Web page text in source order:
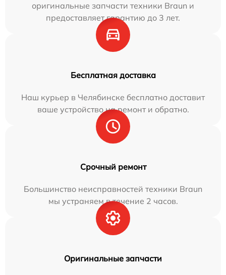
оригинальные запчасти техники Braun и
предоставляет гарантию до 3 лет.
Бесплатная доставка
Наш курьер в Челябинске бесплатно доставит
ваше устройство на ремонт и обратно.
Срочный ремонт
Большинство неисправностей техники Braun
мы устраняем в течение 2 часов.
Оригинальные запчасти